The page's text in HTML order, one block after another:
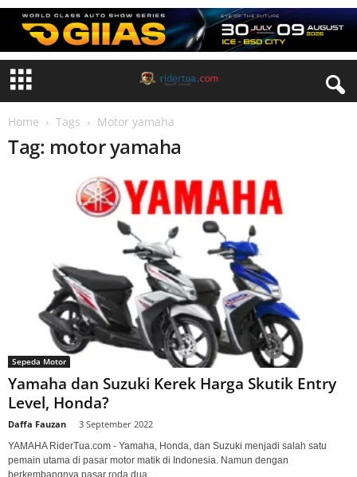
Home Tags Motor yamaha
Tag: motor yamaha
Sepeda Motor
Yamaha dan Suzuki Kerek Harga Skutik Entry
Level, Honda?
Daffa Fauzan 3 September 2022
YAMAHA RiderTua.com - Yamaha, Honda, dan Suzuki menjadi salah satu
pemain utama di pasar motor matik di Indonesia. Namun dengan
berkembangnya pasar roda dua,...